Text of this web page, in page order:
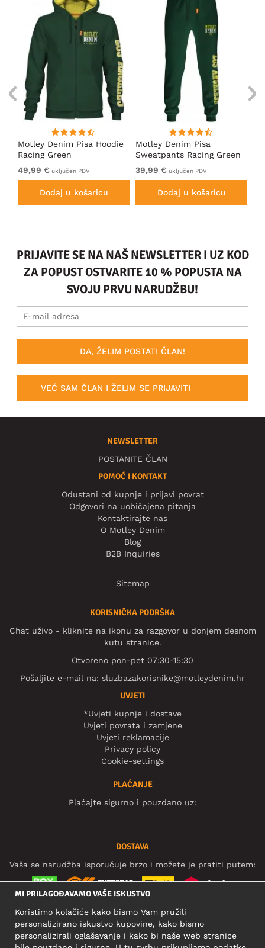
Motley Denim Pisa Hoodie
Racing Green
49,99 € uključen PDV
Dodaj u košaricu
Motley Denim Pisa
Sweatpants Racing Green
39,99 € uključen PDV
Dodaj u košaricu
PRIJAVITE SE NA NAŠ NEWSLETTER I UZ KOD
ZA POPUST OSTVARITE 10 % POPUSTA NA
SVOJU PRVU NARUDŽBU!
DA, ŽELIM POSTATI ČLAN!
VEĆ SAM ČLAN I ŽELIM SE PRIJAVITI
NEWSLETTER
POSTANITE ČLAN
POMOĆ I KONTAKT
Odustani od kupnje i prijavi povrat
Odgovori na uobičajena pitanja
Kontaktirajte nas
O Motley Denim
Blog
B2B Inquiries
Sitemap
KORISNIČKA PODRŠKA
Chat uživo - kliknite na ikonu za razgovor u donjem desnom
kutu stranice.
Otvoreno pon-pet 07:30-15:30
Pošaljite e-mail na: sluzbazakorisnike@motleydenim.hr
UVJETI
*Uvjeti kupnje i dostave
Uvjeti povrata i zamjene
Uvjeti reklamacije
Privacy policy
Cookie-settings
PLAĆANJE
Plaćajte sigurno i pouzdano uz:
DOSTAVA
Vaša se narudžba isporučuje brzo i možete je pratiti putem:
DRUŠTVENE MREŽE
MI PRILAGOĐAVAMO VAŠE ISKUSTVO
Koristimo kolačiće kako bismo Vam pružili
personalizirano iskustvo kupovine, kako bismo
personalizirali oglašavanje i kako bi naše web stranice